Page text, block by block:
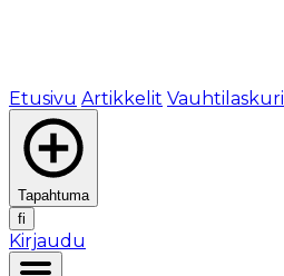
Etusivu Artikkelit Vauhtilaskuri
Tapahtuma
fi
Kirjaudu